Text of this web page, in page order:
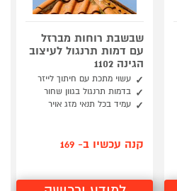
שבשבת רוחות מברזל
עם דמות תרנגול לעיצוב
הגינה 1102
עשוי מתכת עם חיתוך לייזר
בדמות תרנגול בגוון שחור
עמיד בכל תנאי מזג אויר
קנה עכשיו ב- 169